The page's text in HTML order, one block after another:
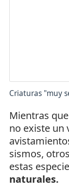
Criaturas "muy
Mientras
no existe un
sismos,
estas
naturales.